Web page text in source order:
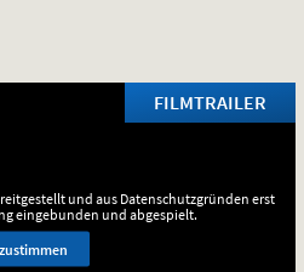
FILMTRAILER
und aus Datenschutzgründen erst
eingebunden und abgespielt.
zustimmen